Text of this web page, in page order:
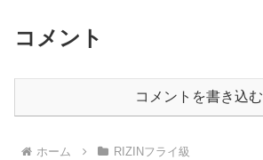
コメント
コメントを書き込む
ホーム RIZINフライ級